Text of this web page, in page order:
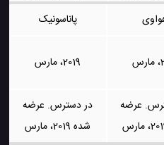
پاناسونیک
2019، مارس
عرضه
در دسترس. عرضه
شده 2019، مارس